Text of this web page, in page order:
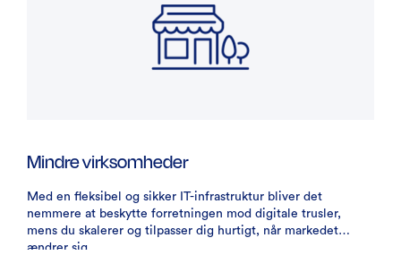
Mindre virksomheder
Med en fleksibel og sikker IT-infrastruktur bliver det
nemmere at beskytte forretningen mod digitale trusler,
mens du skalerer og tilpasser dig hurtigt, når markedet
ændrer sig.